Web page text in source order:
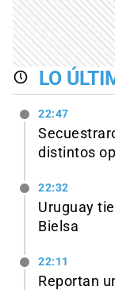
LO
22:47
distintos
22:32
Uruguay
Bielsa
22:11
Reportan